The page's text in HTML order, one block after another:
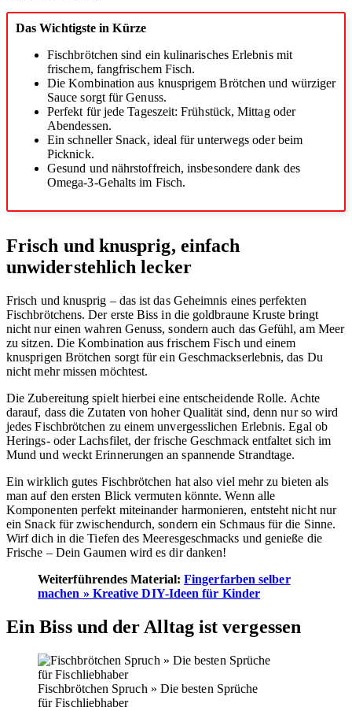
Das Wichtigste in Kürze
Fischbrötchen sind ein kulinarisches Erlebnis mit
frischem, fangfrischem Fisch.
Die Kombination aus knusprigem Brötchen und würziger
Sauce sorgt für Genuss.
Perfekt für jede Tageszeit: Frühstück, Mittag oder
Abendessen.
Ein schneller Snack, ideal für unterwegs oder beim
Picknick.
Gesund und nährstoffreich, insbesondere dank des
Omega-3-Gehalts im Fisch.
Frisch und knusprig, einfach
unwiderstehlich lecker
Frisch und knusprig – das ist das Geheimnis eines perfekten
Fischbrötchens. Der erste Biss in die goldbraune Kruste bringt
nicht nur einen wahren Genuss, sondern auch das Gefühl, am Meer
zu sitzen. Die Kombination aus frischem Fisch und einem
knusprigen Brötchen sorgt für ein Geschmackserlebnis, das Du
nicht mehr missen möchtest.
Die Zubereitung spielt hierbei eine entscheidende Rolle. Achte
darauf, dass die Zutaten von hoher Qualität sind, denn nur so wird
jedes Fischbrötchen zu einem unvergesslichen Erlebnis. Egal ob
Herings- oder Lachsfilet, der frische Geschmack entfaltet sich im
Mund und weckt Erinnerungen an spannende Strandtage.
Ein wirklich gutes Fischbrötchen hat also viel mehr zu bieten als
man auf den ersten Blick vermuten könnte. Wenn alle
Komponenten perfekt miteinander harmonieren, entsteht nicht nur
ein Snack für zwischendurch, sondern ein Schmaus für die Sinne.
Wirf dich in die Tiefen des Meeresgeschmacks und genieße die
Frische – Dein Gaumen wird es dir danken!
Weiterführendes Material:Fingerfarben selber
machen » Kreative DIY-Ideen für Kinder
Ein Biss und der Alltag ist vergessen
Fischbrötchen Spruch » Die besten Sprüche
für Fischliebhaber